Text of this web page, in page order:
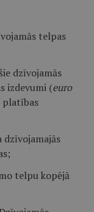
telpas
dzīvojamās
izdevumi (euro
platības
dzīvojamajās
telpu kopējā